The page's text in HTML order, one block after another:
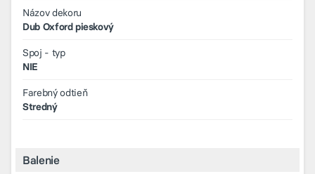
Názov dekoru
Dub Oxford pieskový
Spoj - typ
NIE
Farebný odtieň
Stredný
Balenie